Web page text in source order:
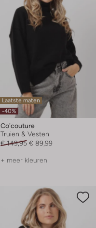
Laatste maten
-40%
Co'couture
Truien & Vesten
€ 149,95 € 89,99
+ meer kleuren